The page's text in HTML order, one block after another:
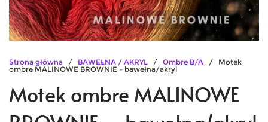
Strona główna / BAWEŁNA / AKRYL / Ombre B/A / Motek
ombre MALINOWE BROWNIE – bawełna/akryl
Motek ombre MALINOWE